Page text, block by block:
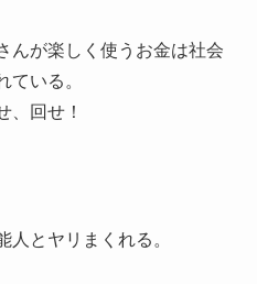
んが楽しく使うお金は社会
ている。
、回せ！
人とヤリまくれる。